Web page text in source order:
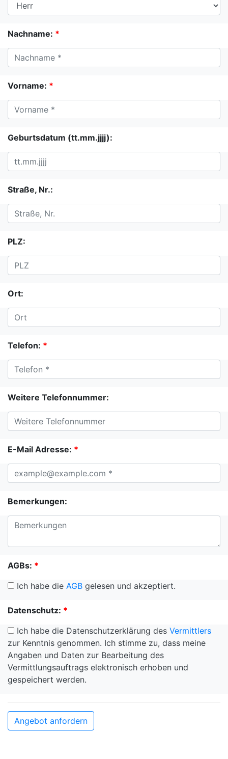
Nachname: *
Vorname: *
Geburtsdatum (tt.mm.jjjj):
Straße, Nr.:
PLZ:
Ort:
Telefon: *
Weitere Telefonnummer:
E-Mail Adresse: *
Bemerkungen:
AGBs: *
Ich habe die AGB gelesen und akzeptiert.
Datenschutz: *
Ich habe die Datenschutzerklärung des Vermittlers
zur Kenntnis genommen. Ich stimme zu, dass meine
Angaben und Daten zur Bearbeitung des
Vermittlungsauftrags elektronisch erhoben und
gespeichert werden.
Angebot anfordern